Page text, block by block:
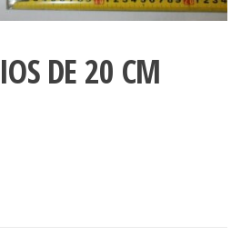
DE 20 CM